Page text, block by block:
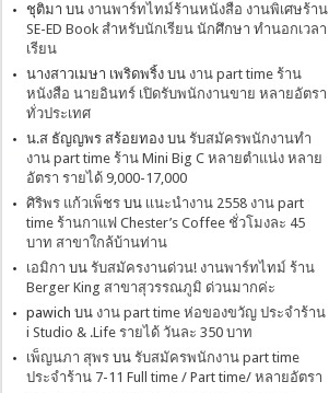
ชุติมา บน งานพาร์ทไทม์ร้านหนังสือ งานพิเศษร้าน
SE-ED Book สำหรับนักเรียน นักศึกษา ทำนอกเวลา
เรียน
นางสาวเมษา เพริดพริ้งบน งาน part time ร้าน
หนังสือ นายอินทร์ เปิดรับพนักงานขาย หลายอัตรา
ทั่วประเทศ
น.ส ธัญญพร สร้อยทองบน รับสมัครพนักงานทำ
งาน part time ร้าน Mini Big C หลายตำแน่ง หลาย
อัตรา รายได้ 9,000-17,000
ศิริพร แก้วเพ็ชรบน เเนะนำงาน 2558 งาน part
time ร้านกาแฟ Chester’s Coffee ชั่วโมงละ 45
บาท สาขาใกล้บ้านท่าน
เอมิกา บน รับสมัครงานด่วน! งานพาร์ทไทม์ ร้าน
Berger King สาขาสุวรรณภูมิ ด่วนมากค่ะ
pawich บน งาน part time ห่อของขวัญ ประจำร้าน
i Studio & .Life รายได้ วันละ 350 บาท
เพ็ญนภา สุพรบน รับสมัครพนักงาน part time
ประจำร้าน 7-11 Full time / Part time/ หลายอัตรา